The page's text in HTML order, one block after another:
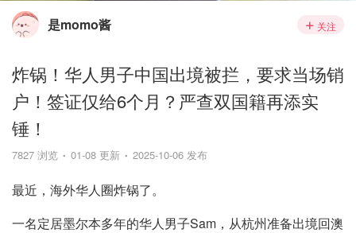
是momo酱 关注
炸锅！华人男子中国出境被拦，要求当场销
户！签证仅给6个月？严查双国籍再添实
锤！
7827 浏览 01-08 更新 2025-10-06 发布
最近，海外华人圈炸锅了。
一名定居墨尔本多年的华人男子Sam，从杭州准备出境回澳